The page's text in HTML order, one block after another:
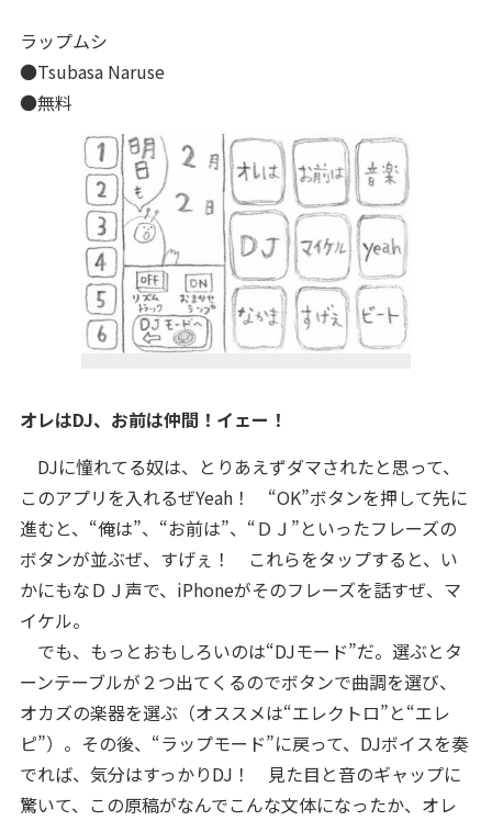
ラップムシ
●Tsubasa Naruse
●無料
オレはDJ、お前は仲間！イェー！
DJに憧れてる奴は、とりあえずダマされたと思って、
このアプリを入れるぜYeah！ “OK”ボタンを押して先に
進むと、“俺は”、“お前は”、“ＤＪ”といったフレーズの
ボタンが並ぶぜ、すげぇ！ これらをタップすると、い
かにもなＤＪ声で、iPhoneがそのフレーズを話すぜ、マ
イケル。
でも、もっとおもしろいのは“DJモード”だ。選ぶとタ
ーンテーブルが２つ出てくるのでボタンで曲調を選び、
オカズの楽器を選ぶ（オススメは“エレクトロ”と“エレ
ピ”）。その後、“ラップモード”に戻って、DJボイスを奏
でれば、気分はすっかりDJ！ 見た目と音のギャップに
驚いて、この原稿がなんでこんな文体になったか、オレ